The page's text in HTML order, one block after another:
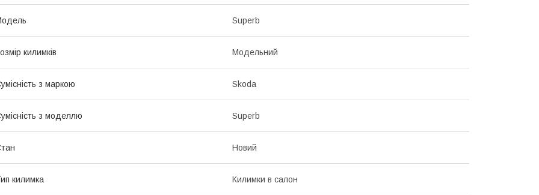
Superb
килимків Модельний
з маркою Skoda
з моделлю Superb
Новий
килимка Килимки в салон